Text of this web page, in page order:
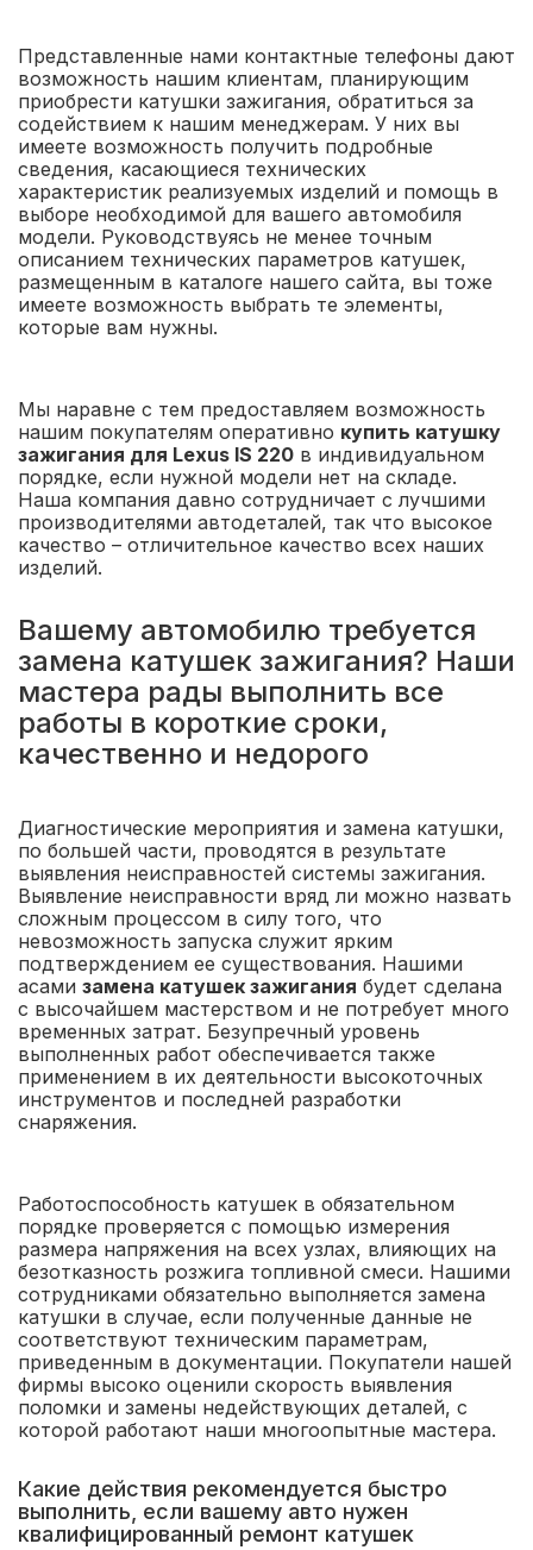
Представленные нами контактные телефоны дают
возможность нашим клиентам, планирующим
приобрести катушки зажигания, обратиться за
содействием к нашим менеджерам. У них вы
имеете возможность получить подробные
сведения, касающиеся технических
характеристик реализуемых изделий и помощь в
выборе необходимой для вашего автомобиля
модели. Руководствуясь не менее точным
описанием технических параметров катушек,
размещенным в каталоге нашего сайта, вы тоже
имеете возможность выбрать те элементы,
которые вам нужны.
Мы наравне с тем предоставляем возможность
нашим покупателям оперативно купить катушку
зажигания для Lexus IS 220 в индивидуальном
порядке, если нужной модели нет на складе.
Наша компания давно сотрудничает с лучшими
производителями автодеталей, так что высокое
качество – отличительное качество всех наших
изделий.
Вашему автомобилю требуется
замена катушек зажигания? Наши
мастера рады выполнить все
работы в короткие сроки,
качественно и недорого
Диагностические мероприятия и замена катушки,
по большей части, проводятся в результате
выявления неисправностей системы зажигания.
Выявление неисправности вряд ли можно назвать
сложным процессом в силу того, что
невозможность запуска служит ярким
подтверждением ее существования. Нашими
асами замена катушек зажигания будет сделана
с высочайшем мастерством и не потребует много
временных затрат. Безупречный уровень
выполненных работ обеспечивается также
применением в их деятельности высокоточных
инструментов и последней разработки
снаряжения.
Работоспособность катушек в обязательном
порядке проверяется с помощью измерения
размера напряжения на всех узлах, влияющих на
безотказность розжига топливной смеси. Нашими
сотрудниками обязательно выполняется замена
катушки в случае, если полученные данные не
соответствуют техническим параметрам,
приведенным в документации. Покупатели нашей
фирмы высоко оценили скорость выявления
поломки и замены недействующих деталей, с
которой работают наши многоопытные мастера.
Какие действия рекомендуется быстро
выполнить, если вашему авто нужен
квалифицированный ремонт катушек